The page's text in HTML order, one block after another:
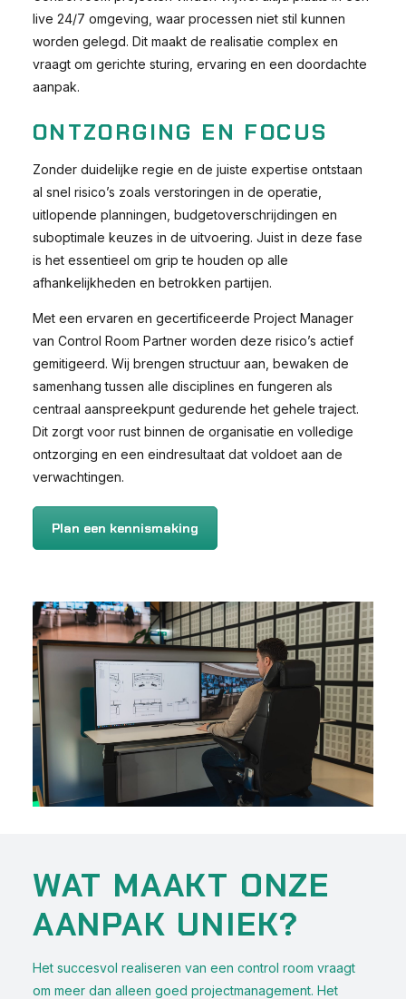
live 24/7 omgeving, waar processen niet stil kunnen
worden gelegd. Dit maakt de realisatie complex en
vraagt om gerichte sturing, ervaring en een doordachte
aanpak.
ONTZORGING EN FOCUS
Zonder duidelijke regie en de juiste expertise ontstaan
al snel risico’s zoals verstoringen in de operatie,
uitlopende planningen, budgetoverschrijdingen en
suboptimale keuzes in de uitvoering. Juist in deze fase
is het essentieel om grip te houden op alle
afhankelijkheden en betrokken partijen.
Met een ervaren en gecertificeerde Project Manager
van Control Room Partner worden deze risico’s actief
gemitigeerd. Wij brengen structuur aan, bewaken de
samenhang tussen alle disciplines en fungeren als
centraal aanspreekpunt gedurende het gehele traject.
Dit zorgt voor rust binnen de organisatie en volledige
ontzorging en een eindresultaat dat voldoet aan de
verwachtingen.
Plan een kennismaking
WAT MAAKT ONZE
AANPAK UNIEK?
Het succesvol realiseren van een control room vraagt
om meer dan alleen goed projectmanagement. Het